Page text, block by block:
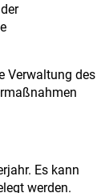
Verwaltung des
Es kann
werden.